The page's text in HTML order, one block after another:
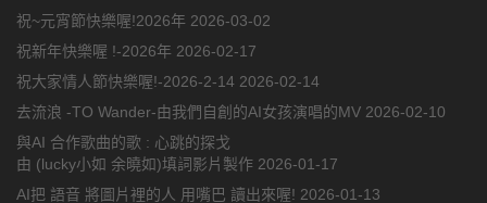
祝~元宵節快樂喔!2026年 2026-03-02
祝新年快樂喔 !-2026年 2026-02-17
祝大家情人節快樂喔!-2026-2-14 2026-02-14
去流浪 -TO Wander-由我們自創的AI女孩演唱的MV 2026-02-10
與AI 合作歌曲的歌 : 心跳的探戈
由 (lucky小如 余曉如)填詞影片製作 2026-01-17
AI把 語音 將圖片裡的人 用嘴巴 讀出來喔! 2026-01-13